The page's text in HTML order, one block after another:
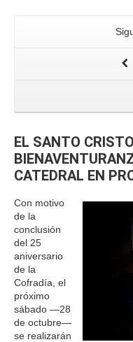
EL SANTO
CATEDRAL EN
Con motivo
de la
conclusión
del 25
aniversario
de la
Cofradía, el
próximo
sábado —28
de octubre—
se realizarán